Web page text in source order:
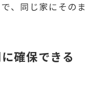
同じ家にその
確保できる